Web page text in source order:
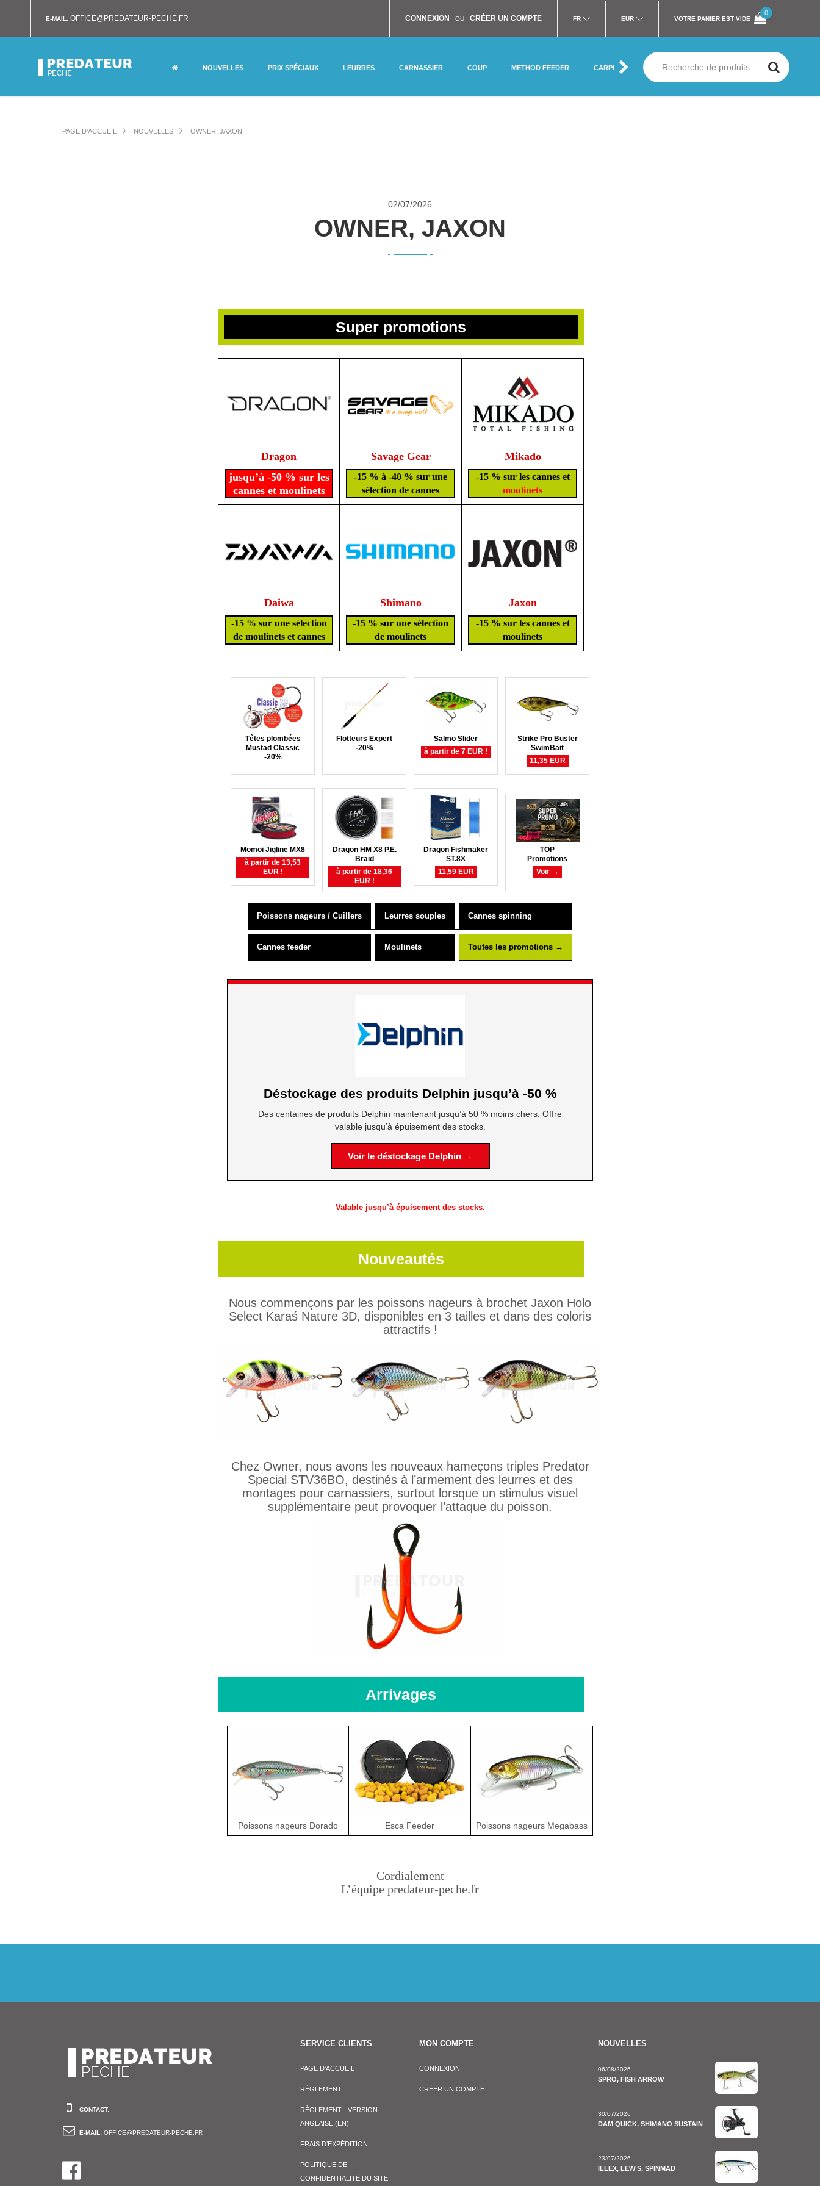
E-MAIL: OFFICE@PREDATEUR-PECHE.FR CONNEXION OU CRÉER UN COMPTE FR EUR VOTRE PANIER EST VIDE
0
NOUVELLES PRIX SPÉCIAUX LEURRES CARNASSIER COUP METHOD FEEDER CARPE MER SILURE MOUCHE
PAGE D'ACCUEIL NOUVELLES OWNER, JAXON
02/07/2026
OWNER, JAXON
Super promotions
Dragon
jusqu’à -50 % sur les
cannes et moulinets
Savage Gear
-15 % à -40 % sur une
sélection de cannes
Mikado
-15 % sur les cannes et
moulinets
Daiwa
-15 % sur une sélection
de moulinets et cannes
Shimano
-15 % sur une sélection
de moulinets
Jaxon
-15 % sur les cannes et
moulinets
Têtes plombées
Mustad Classic
-20%
Flotteurs Expert
-20%
Salmo Slider
à partir de 7 EUR !
Strike Pro Buster
SwimBait
11,35 EUR
Momoi Jigline MX8
à partir de 13,53
EUR !
Dragon HM X8 P.E.
Braid
à partir de 18,36
EUR !
Dragon Fishmaker
ST.8X
11,59 EUR
TOP
Promotions
Voir →
Poissons nageurs / Cuillers Leurres souples Cannes spinning
Cannes feeder Moulinets Toutes les promotions →
Déstockage des produits Delphin jusqu’à -50 %
Des centaines de produits Delphin maintenant jusqu’à 50 % moins chers. Offre
valable jusqu’à épuisement des stocks.
Voir le déstockage Delphin →
Valable jusqu’à épuisement des stocks.
Nouveautés
Nous commençons par les poissons nageurs à brochet Jaxon Holo
Select Karaś Nature 3D, disponibles en 3 tailles et dans des coloris
attractifs !
Chez Owner, nous avons les nouveaux hameçons triples Predator
Special STV36BO, destinés à l’armement des leurres et des
montages pour carnassiers, surtout lorsque un stimulus visuel
supplémentaire peut provoquer l’attaque du poisson.
Arrivages
Poissons nageurs Dorado Esca Feeder Poissons nageurs Megabass
Cordialement
L’équipe predateur-peche.fr
CONTACT:
E-MAIL: OFFICE@PREDATEUR-PECHE.FR
SERVICE CLIENTS
PAGE D'ACCUEIL
RÈGLEMENT
RÈGLEMENT - VERSION
ANGLAISE (EN)
FRAIS D’EXPÉDITION
POLITIQUE DE
CONFIDENTIALITÉ DU SITE
MON COMPTE
CONNEXION
CRÉER UN COMPTE
NOUVELLES
06/08/2026
SPRO, FISH ARROW
30/07/2026
DAM QUICK, SHIMANO SUSTAIN
23/07/2026
ILLEX, LEW'S, SPINMAD